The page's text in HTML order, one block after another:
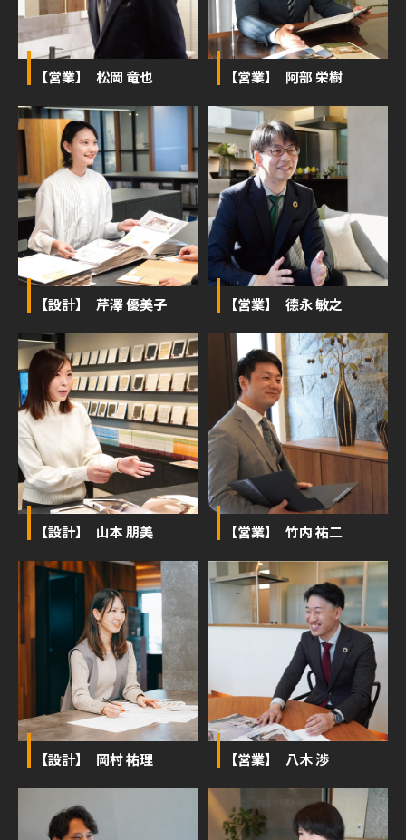
【営業】 松岡 竜也 【営業】 阿部 栄樹
【設計】 芹澤 優美子 【営業】 德永 敏之
【設計】 山本 朋美 【営業】 竹内 祐二
【設計】 岡村 祐理 【営業】 八木 渉